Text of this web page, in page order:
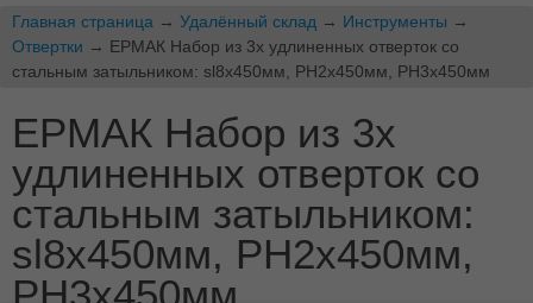
Главная страница → Удалённый склад → Инструменты →
Отвертки → ЕРМАК Набор из 3х удлиненных отверток со
стальным затыльником: sl8x450мм, PH2x450мм, PH3x450мм
ЕРМАК Набор из 3х
удлиненных отверток со
стальным затыльником:
sl8x450мм, PH2x450мм,